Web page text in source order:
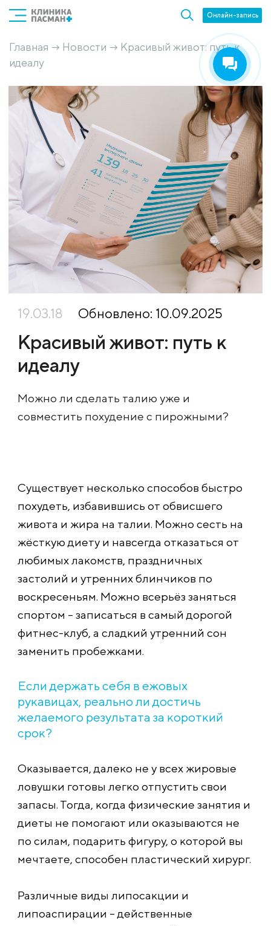
Онлайн-запись
Главная → Новости → Красивый живот: путь к
идеалу
19.03.18 Обновлено: 10.09.2025
Красивый живот: путь к
идеалу
Можно ли сделать талию уже и
совместить похудение с пирожными?
Существует несколько способов быстро
похудеть, избавившись от обвисшего
живота и жира на талии. Можно сесть на
жёсткую диету и навсегда отказаться от
любимых лакомств, праздничных
застолий и утренних блинчиков по
воскресеньям. Можно всерьёз заняться
спортом – записаться в самый дорогой
фитнес-клуб, а сладкий утренний сон
заменить пробежками.
Если держать себя в ежовых
рукавицах, реально ли достичь
желаемого результата за короткий
срок?
Оказывается, далеко не у всех жировые
ловушки готовы легко отпустить свои
запасы. Тогда, когда физические занятия и
диеты не помогают или оказываются не
по силам, подарить фигуру, о которой вы
мечтаете, способен пластический хирург.
Различные виды липосакции и
липоаспирации – действенные